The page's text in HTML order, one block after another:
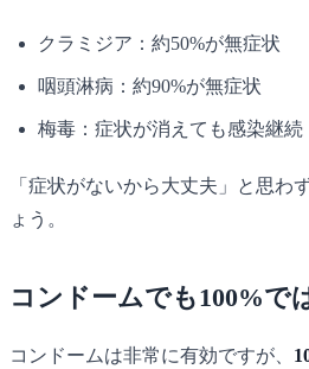
クラミジア：約50%が無症状
咽頭淋病：約90%が無症状
梅毒：症状が消えても感染継続
「症状がないから大丈夫」と思わ
ょう。
コンドームでも100%で
コンドームは非常に有効ですが、